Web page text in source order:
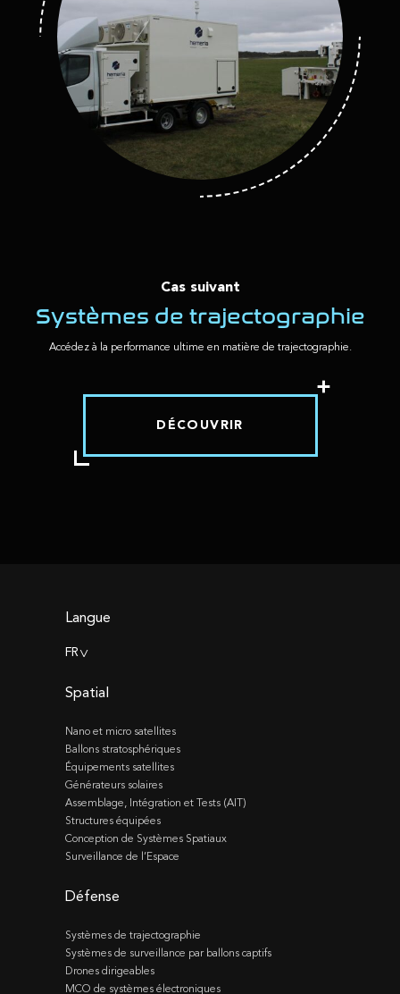
Cas suivant
Systèmes de trajectographie
Accédez à la performance ultime en matière de trajectographie.
DÉCOUVRIR
Langue
FR>
Spatial
Nano et micro satellites
Ballons stratosphériques
Équipements satellites
Générateurs solaires
Assemblage, Intégration et Tests (AIT)
Structures équipées
Conception de Systèmes Spatiaux
Surveillance de l’Espace
Défense
Systèmes de trajectographie
Systèmes de surveillance par ballons captifs
Drones dirigeables
MCO de systèmes électroniques